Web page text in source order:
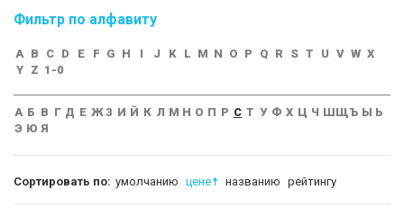
Фильтр по алфавиту
A B C D E F G H I J K L M N O P Q R S T U V W X
Y
Z 1-0
А Б В Г Д Е ЖЗ И Й К Л М Н О П Р С Т У Ф Х Ц Ч ШЩЪ Ы Ь
Э Ю Я
Сортировать по: умолчанию цене названию рейтингу